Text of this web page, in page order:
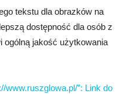
tekstu dla obrazków na
dostępność dla osób z
ogólną jakość użytkowania
www.ruszglowa.pl/”: Link do